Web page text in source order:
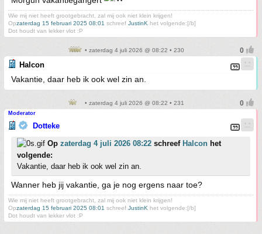
Wie mij niet heeft grootgebracht, zal mij ook niet klein krijgen!
Opzaterdag 15 februari 2025 08:01 schreef JustinK het volgende:[/b]
Dot houdt van lekker vlot :P
• zaterdag 4 juli 2026 @ 08:22 • 230
Halcon
Vakantie, daar heb ik ook wel zin an.
• zaterdag 4 juli 2026 @ 08:22 • 231
Moderator
Dotteke
Op zaterdag 4 juli 2026 08:22 schreef Halcon het
volgende:
Vakantie, daar heb ik ook wel zin an.
Wanner heb jij vakantie, ga je nog ergens naar toe?
Wie mij niet heeft grootgebracht, zal mij ook niet klein krijgen!
Opzaterdag 15 februari 2025 08:01 schreef JustinK het volgende:[/b]
Dot houdt van lekker vlot :P